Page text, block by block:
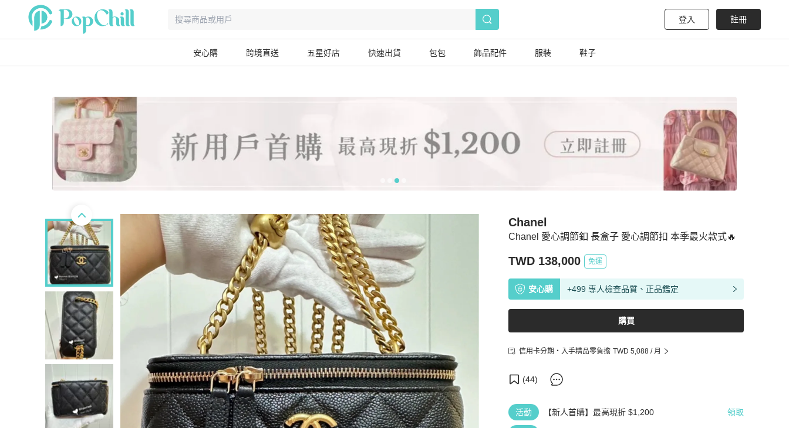
登入 註冊
安心購 跨境直送 五星好店 快速出貨 包包 飾品配件 服裝 鞋子
Chanel 愛心調節釦 長盒子 愛心調節扣 本季最火款式🔥
Chanel
TWD 138,000 免運
安心購 +499 專人檢查品質、正品鑑定
購買
信用卡分期・入手精品零負擔 TWD 5,088 / 月
(44)
活動 【新人首購】最高現折 $1,200 領取